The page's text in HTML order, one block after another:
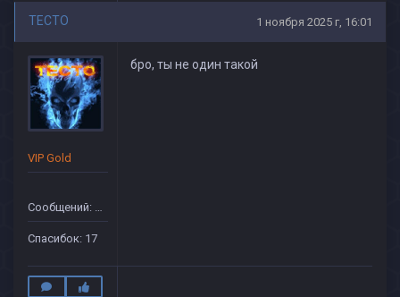
TECTO 1 ноября 2025 г, 16:01
VIP Gold
Сообщений: 68
Спасибок: 17
бро, ты не один такой